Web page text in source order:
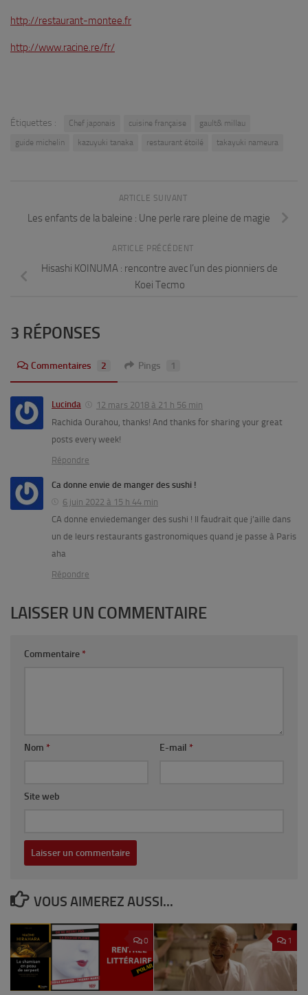
http://restaurant-montee.fr
http://www.racine.re/fr/
Étiquettes : Chef japonais cuisine française
gault& millau
guide michelin
kazuyuki tanaka restaurant étoilé takayuki nameura
ARTICLE SUIVANT
Les enfants de la baleine : Une perle rare pleine de magie
ARTICLE PRÉCÉDENT
Hisashi KOINUMA : rencontre avec l’un des pionniers de
Koei Tecmo
3 RÉPONSES
Commentaires 2 Pings 1
Lucinda
12 mars 2018 à 21 h 56 min
Rachida Ourahou, thanks! And thanks for sharing your great
posts every week!
Répondre
Ca donne envie de manger des sushi !
6 juin 2022 à 15 h 44 min
CA donne enviedemanger des sushi ! Il faudrait que j’aille dans
un de leurs restaurants gastronomiques quand je passe à Paris
aha
Répondre
LAISSER UN COMMENTAIRE
Commentaire *
Nom * E-mail *
Site web
VOUS AIMEREZ AUSSI...
0 1